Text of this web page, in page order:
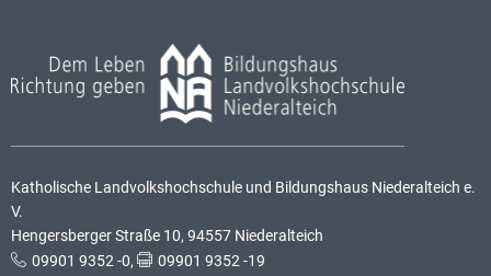
Katholische Landvolkshochschule und Bildungshaus Niederalteich e.
V.
Hengersberger Straße 10, 94557 Niederalteich
09901 9352 -0,
09901 9352 -19